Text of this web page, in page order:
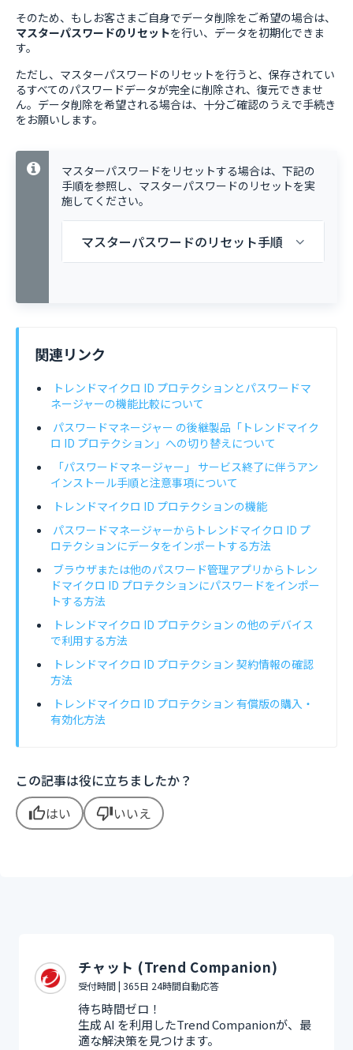
そのため、もしお客さまご自身でデータ削除をご希望の場合は、
マスターパスワードのリセットを行い、データを初期化できま
す。
ただし、マスターパスワードのリセットを行うと、保存されてい
るすべてのパスワードデータが完全に削除され、復元できませ
ん。データ削除を希望される場合は、十分ご確認のうえで手続き
をお願いします。
マスターパスワードをリセットする場合は、下記の
手順を参照し、マスターパスワードのリセットを実
施してください。
マスターパスワードのリセット手順
関連リンク
トレンドマイクロ ID プロテクションとパスワードマ
ネージャーの機能比較について
パスワードマネージャー の後継製品「トレンドマイク
ロ ID プロテクション」への切り替えについて
「パスワードマネージャー」 サービス終了に伴うアン
インストール手順と注意事項について
トレンドマイクロ ID プロテクションの機能
パスワードマネージャーからトレンドマイクロ ID プ
ロテクションにデータをインポートする方法
ブラウザまたは他のパスワード管理アプリからトレン
ドマイクロ ID プロテクションにパスワードをインポー
トする方法
トレンドマイクロ ID プロテクション の他のデバイス
で利用する方法
トレンドマイクロ ID プロテクション 契約情報の確認
方法
トレンドマイクロ ID プロテクション 有償版の購入・
有効化方法
この記事は役に立ちましたか？
thumb_upはい thumb_downいいえ
チャット (Trend Companion)
受付時間 | 365日 24時間自動応答
待ち時間ゼロ！
生成 AI を利用したTrend Companionが、最
適な解決策を見つけます。